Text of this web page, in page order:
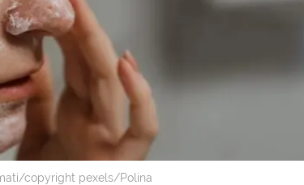
copyright pexels/Polina